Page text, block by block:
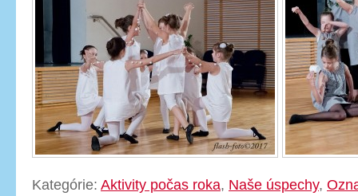
Kategórie: Aktivity počas roka, Naše úspechy,